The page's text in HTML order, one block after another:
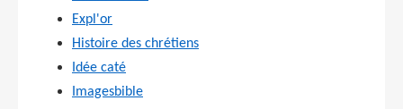
Expl'or
Histoire des chrétiens
Idée caté
Imagesbible